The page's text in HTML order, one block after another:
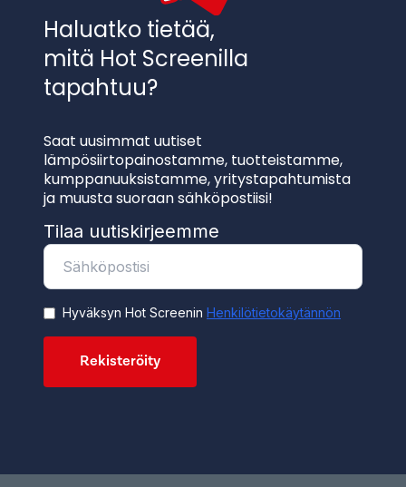
Haluatko tietää,
mitä Hot Screenilla
tapahtuu?
Saat uusimmat uutiset
lämpösiirtopainostamme, tuotteistamme,
kumppanuuksistamme, yritystapahtumista
ja muusta suoraan sähköpostiisi!
Tilaa uutiskirjeemme
Hyväksyn Hot Screenin Henkilötietokäytännön
Rekisteröity